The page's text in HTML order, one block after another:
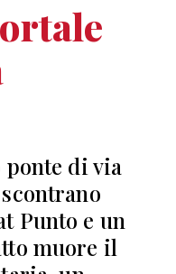
ponte di via
Punto e un
muore il